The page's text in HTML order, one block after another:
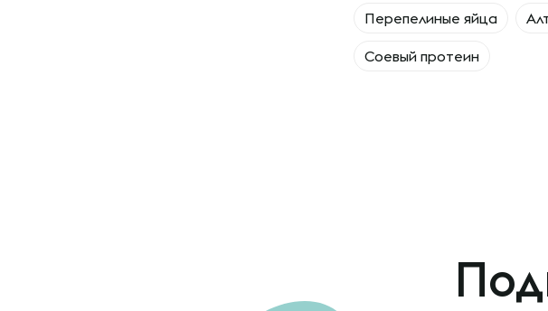
Перепелиные яйца
Соевый протеин